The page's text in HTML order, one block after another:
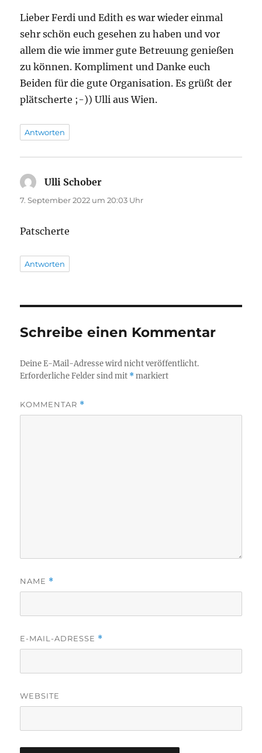
Lieber Ferdi und Edith es war wieder einmal
sehr schön euch gesehen zu haben und vor
allem die wie immer gute Betreuung genießen
zu können. Kompliment und Danke euch
Beiden für die gute Organisation. Es grüßt der
plätscherte ;-)) Ulli aus Wien.
Antworten
Ulli Schober
7. September 2022 um 20:03 Uhr
Patscherte
Antworten
Schreibe einen Kommentar
Deine E-Mail-Adresse wird nicht veröffentlicht.
Erforderliche Felder sind mit *markiert
KOMMENTAR *
NAME *
E-MAIL-ADRESSE *
WEBSITE